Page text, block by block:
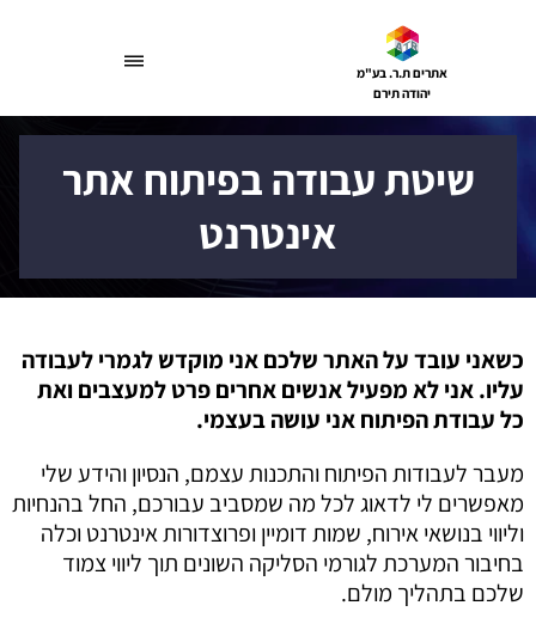
אתרים ת.ר. בע"מ
יהודה תירם
שיטת עבודה בפיתוח אתר
אינטרנט
כשאני עובד על האתר שלכם אני מוקדש לגמרי לעבודה
עליו. אני לא מפעיל אנשים אחרים פרט למעצבים ואת
כל עבודת הפיתוח אני עושה בעצמי.
מעבר לעבודות הפיתוח והתכנות עצמם, הנסיון והידע שלי
מאפשרים לי לדאוג לכל מה שמסביב עבורכם, החל בהנחיות
וליווי בנושאי אירוח, שמות דומיין ופרוצדורות אינטרנט וכלה
בחיבור המערכת לגורמי הסליקה השונים תוך ליווי צמוד
שלכם בתהליך מולם.